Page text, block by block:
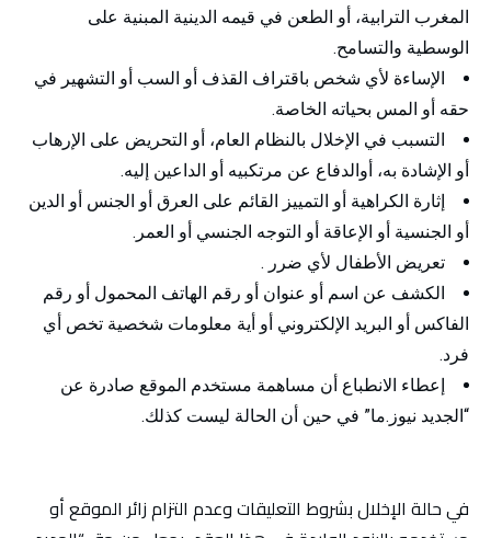
المغرب الترابية، أو الطعن في قيمه الدينية المبنية على
الوسطية والتسامح.
الإساءة لأي شخص باقتراف القذف أو السب أو التشهير في
حقه أو المس بحياته الخاصة.
التسبب في الإخلال بالنظام العام، أو التحريض على الإرهاب
أو الإشادة به، أوالدفاع عن مرتكبيه أو الداعين إليه.
إثارة الكراهية أو التمييز القائم على العرق أو الجنس أو الدين
أو الجنسية أو الإعاقة أو التوجه الجنسي أو العمر.
تعريض الأطفال لأي ضرر .
الكشف عن اسم أو عنوان أو رقم الهاتف المحمول أو رقم
الفاكس أو البريد الإلكتروني أو أية معلومات شخصية تخص أي
فرد.
إعطاء الانطباع أن مساهمة مستخدم الموقع صادرة عن
“الجديد نيوز.ما” في حين أن الحالة ليست كذلك.
في حالة الإخلال بشروط التعليقات وعدم التزام زائر الموقع أو